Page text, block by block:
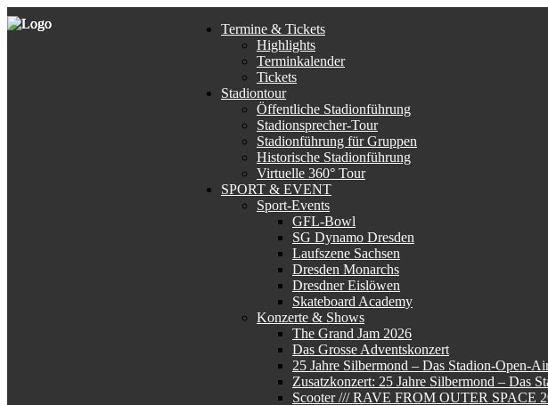
Termine & Tickets
Highlights
Terminkalender
Tickets
Stadiontour
Öffentliche Stadionführung
Stadionsprecher-Tour
Stadionführung für Gruppen
Historische Stadionführung
Virtuelle 360° Tour
SPORT & EVENT
Sport-Events
GFL-Bowl
SG Dynamo Dresden
Laufszene Sachsen
Dresden Monarchs
Dresdner Eislöwen
Skateboard Academy
Konzerte & Shows
The Grand Jam 2026
Das Grosse Adventskonzert
25 Jahre Silbermond – Das Stadion-Open-
Zusatzkonzert: 25 Jahre Silbermond – Das
Scooter /// RAVE FROM OUTER SPACE